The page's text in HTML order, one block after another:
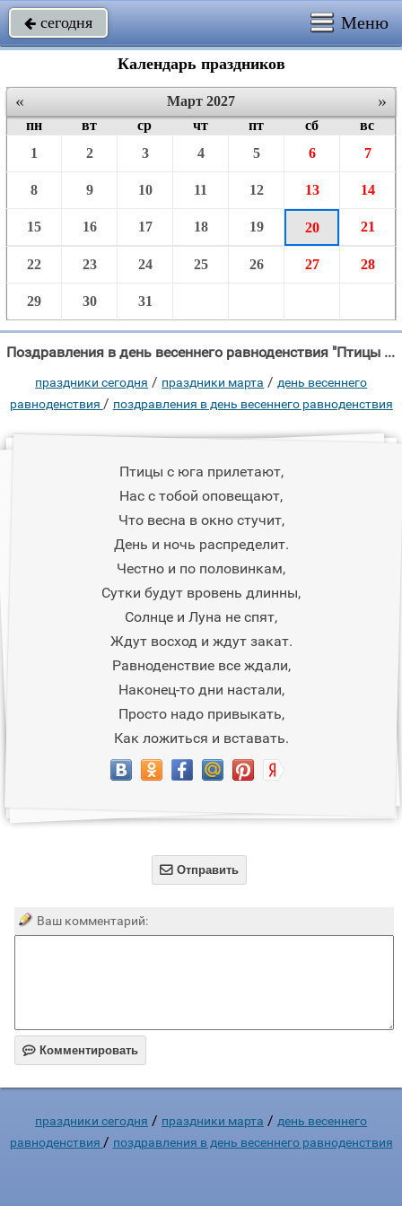
 сегодня Меню
Календарь праздников
« »
Март 2027
пн
вт ср чт пт сб
вс
1
2 3 4 5 6 7
8 9 10 11 12 13 14
15 16 17 18 19 20 21
22 23 24 25 26 27 28
29 30 31
Поздравления в день весеннего равноденствия "Птицы с юга прилетают, Нас с тобой оповещают, Что весна в окно стучит, День и"
праздники сегодня / праздники марта /день весеннего
равноденствия / поздравления в день весеннего равноденствия
Птицы с юга прилетают,
Нас с тобой оповещают,
Что весна в окно стучит,
День и ночь распределит.
Честно и по половинкам,
Сутки будут вровень длинны,
Солнце и Луна не спят,
Ждут восход и ждут закат.
Равноденствие все ждали,
Наконец-то дни настали,
Просто надо привыкать,
Как ложиться и вставать.
 Отправить
Ваш комментарий:
 Комментировать
праздники сегодня / праздники марта / день весеннего
равноденствия / поздравления в день весеннего равноденствия